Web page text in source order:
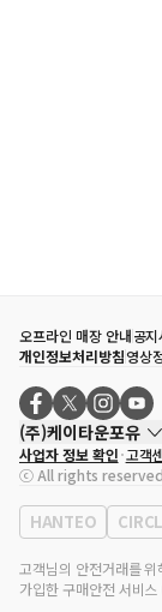
오프라인 매장 안내공
개인정보처리방침영상
(주)케이타운포유
대표자
사업자등록번호
통신판매업 신고번호
대표전화
사업자 정보 확인 고객
ⓒ All rights
HANTEO
고객님의 안전거래를
가입한 구매안전 서비